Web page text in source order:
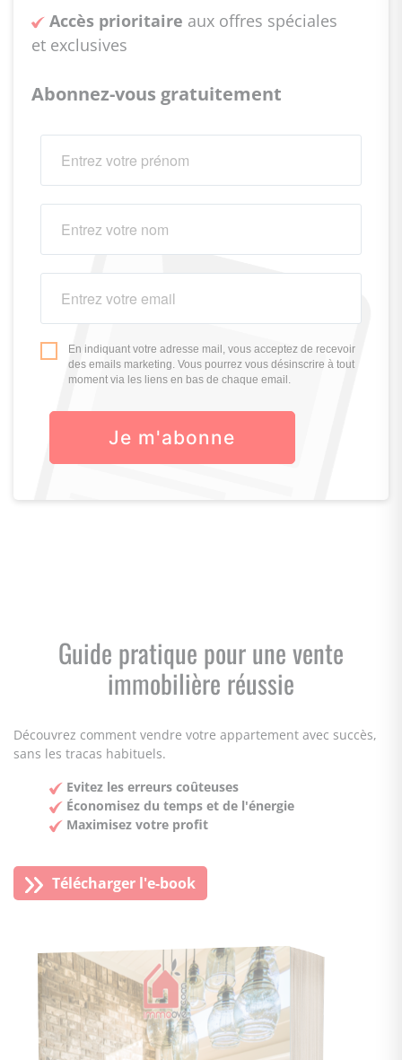
Accès prioritaire aux offres spéciales
et exclusives
Abonnez-vous gratuitement
Guide pratique pour une vente
immobilière réussie
Découvrez comment vendre votre appartement avec succès,
sans les tracas habituels.
Evitez les erreurs coûteuses
Économisez du temps et de l'énergie
Maximisez votre profit
Télécharger l'e-book